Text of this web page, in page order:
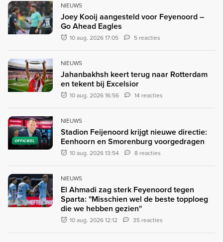
NIEUWS
Joey Kooij aangesteld voor Feyenoord –
Go Ahead Eagles
10 aug. 2026 17:05 5 reacties
NIEUWS
Jahanbakhsh keert terug naar Rotterdam
en tekent bij Excelsior
10 aug. 2026 16:56 14 reacties
OFFICIEEL
NIEUWS
Stadion Feijenoord krijgt nieuwe directie:
Eenhoorn en Smorenburg voorgedragen
10 aug. 2026 13:54 8 reacties
NIEUWS
El Ahmadi zag sterk Feyenoord tegen
Sparta: ''Misschien wel de beste topploeg
die we hebben gezien''
10 aug. 2026 12:12 35 reacties